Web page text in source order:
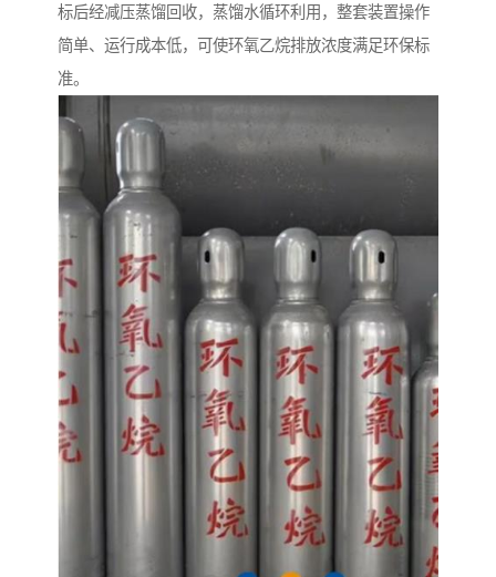
标后经减压蒸馏回收，蒸馏水循环利用，整套装置操作
简单、运行成本低，可使环氧乙烷排放浓度满足环保标
准。